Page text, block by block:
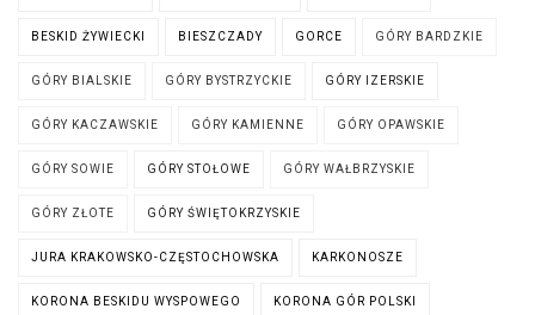
BESKID ŻYWIECKI BIESZCZADY GORCE GÓRY BARDZKIE
GÓRY BIALSKIE GÓRY BYSTRZYCKIE GÓRY IZERSKIE
GÓRY KACZAWSKIE GÓRY KAMIENNE GÓRY OPAWSKIE
GÓRY SOWIE GÓRY STOŁOWE GÓRY WAŁBRZYSKIE
GÓRY ZŁOTE GÓRY ŚWIĘTOKRZYSKIE
JURA KRAKOWSKO-CZĘSTOCHOWSKA KARKONOSZE
KORONA BESKIDU WYSPOWEGO KORONA GÓR POLSKI